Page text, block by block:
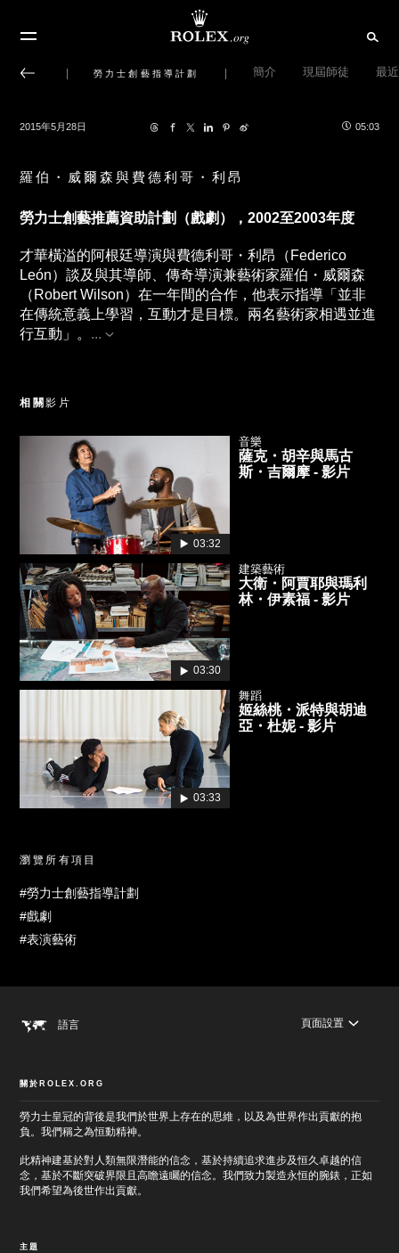
勞力士創藝指導計劃 簡介 現屆師徒 最
2015年5月28日 05:03
羅伯・威爾森與費德利哥・利昂
勞力士創藝推薦資助計劃（戲劇），2002至2003年度
才華橫溢的阿根廷導演與費德利哥・利昂（Federico
León）談及與其導師、傳奇導演兼藝術家羅伯・威爾森
（Robert Wilson）在一年間的合作，他表示指導「並非
在傳統意義上學習，互動才是目標。兩名藝術家相遇並進
行互動」。 ...
相關影片
03:32
音樂
薩克・胡辛與馬古
斯・吉爾摩 - 影片
03:30
建築藝術
大衛・阿賈耶與瑪利
林・伊素福 - 影片
03:33
舞蹈
姬絲桃・派特與胡迪
亞・杜妮 - 影片
瀏覽所有項目
#勞力士創藝指導計劃
#戲劇
#表演藝術
語言 頁面設置
關於ROLEX.ORG
勞力士皇冠的背後是我們於世界上存在的思維，以及為世界作出貢獻的抱
負。我們稱之為恒動精神。
此精神建基於對人類無限潛能的信念，基於持續追求進步及恒久卓越的信
念，基於不斷突破界限且高瞻遠矚的信念。我們致力製造永恒的腕錶，正如
我們希望為後世作出貢獻。
主題